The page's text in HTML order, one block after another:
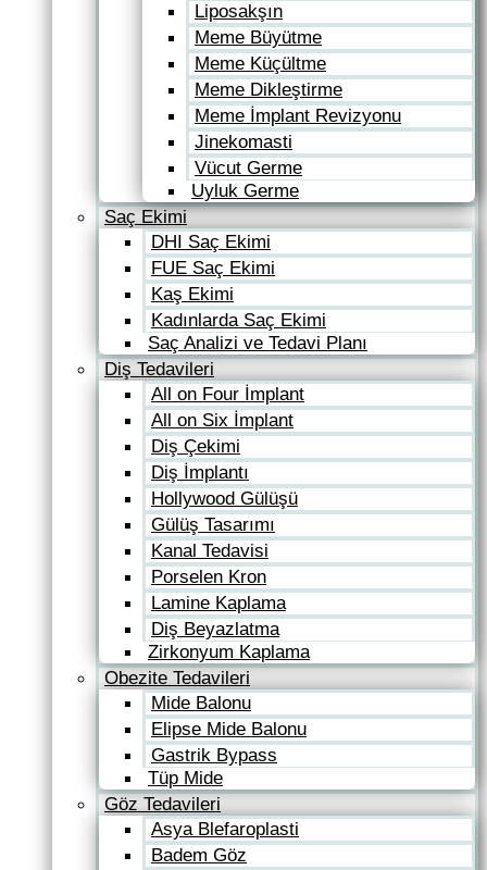
Liposakşın
Meme Büyütme
Meme Küçültme
Meme Dikleştirme
Meme İmplant Revizyonu
Jinekomasti
Vücut Germe
Uyluk Germe
Saç Ekimi
DHI Saç Ekimi
FUE Saç Ekimi
Kaş Ekimi
Kadınlarda Saç Ekimi
Saç Analizi ve Tedavi Planı
Diş Tedavileri
All on Four İmplant
All on Six İmplant
Diş Çekimi
Diş İmplantı
Hollywood Gülüşü
Gülüş Tasarımı
Kanal Tedavisi
Porselen Kron
Lamine Kaplama
Diş Beyazlatma
Zirkonyum Kaplama
Obezite Tedavileri
Mide Balonu
Elipse Mide Balonu
Gastrik Bypass
Tüp Mide
Göz Tedavileri
Asya Blefaroplasti
Badem Göz